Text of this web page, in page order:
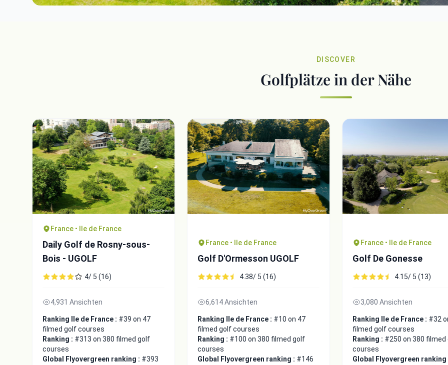
DISCOVER
Golfplätze in der Nähe
France • Ile de France
Daily Golf de Rosny-sous-
Bois - UGOLF
4/ 5 (16)
4,931 Ansichten
Ranking Ile de France : #39 on 47
filmed golf courses
Ranking : #313 on 380 filmed golf
courses
Global Flyovergreen ranking : #393
France • Ile de France
Golf D'Ormesson UGOLF
4.38/ 5 (16)
6,614 Ansichten
Ranking Ile de France : #10 on 47
filmed golf courses
Ranking : #100 on 380 filmed golf
courses
Global Flyovergreen ranking : #146
France • Ile de France
Golf De Gonesse
4.15/ 5 (13)
3,080 Ansichten
Ranking Ile de France : #32
filmed golf courses
Ranking : #250 on 380 filmed
courses
Global Flyovergreen